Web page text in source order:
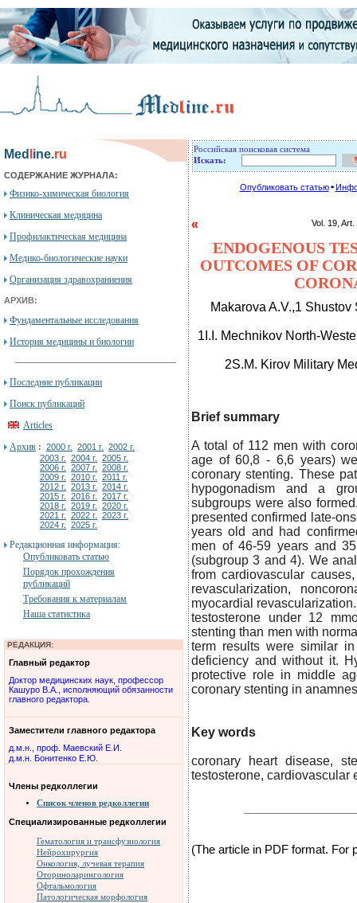
Med ine.ru
СОДЕРЖАНИЕ ЖУРНАЛА:
Физико-химическая биология
Клиническая медицина
Профилактическая медицина
Медико-биологические науки
Организация здравохраниения
АРХИВ:
Фундаментальные исследования
История медицины и биологии
Последние публикации
Поиск публикаций
Articles
Архив : 2000 г. 2001 г.
2002 г.
2003 г.
2004 г.
2005 г.
2006 г.
2007 г.
2008 г.
2009 г.
2010 г.
2011 г.
2012 г.
2013 г.
2014 г.
2015 г.
2016 г.
2017 г.
2018 г.
2019 г.
2020 г.
2021 г.
2022 г.
2023 г.
2024 г.
2025 г.
Редакционная информация:
Опубликовать статью
Порядок прохождения
публикаций
Требования к материалам
Наша статистика
РЕДАКЦИЯ:
Главный редактор
Доктор медицинских наук, профессор
Кашуро В.А., исполняющий обязанности
главного редактора.
Заместители главного редактора
д.м.н., проф. Маевский Е.И.
д.м.н. Бонитенко Е.Ю.
Члены редколлегии
Список членов редколлегии
Специализированные редколлегии
Гематология и трансфузиология
Нейрохирургия
Онкология, лучевая терапия
Оториноларингология
Офтальмология
Патологическая морфология
Российская поисковая система
Искать:
Опубликовать статью
« Vol. 19,
ENDOGENOUS
OUTCOMES OF
Makarova A.V.,1
1I.I. Mechnikov North-
2S.M. Kirov Military
Brief summary
A total of 112 men with
age of 60,8 - 6,6 years)
coronary stenting. These
hypogonadism and a
subgroups were also
presented confirmed late-
years old and had
men of 46-59 years and
(subgroup 3 and 4). We
from cardiovascular
revascularization,
myocardial
testosterone under 12
stenting than men with
term results were similar
deficiency and without it.
protective role in middle
coronary stenting in
Key words
coronary heart disease,
testosterone, cardiovascular
(The article in PDF format. For